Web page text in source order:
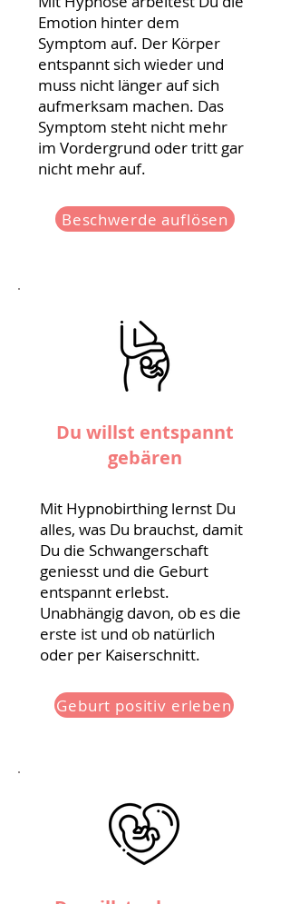
Emotion hinter dem
Symptom auf. Der Körper
entspannt sich wieder und
muss nicht länger auf sich
aufmerksam machen. Das
Symptom steht nicht mehr
im Vordergrund oder tritt gar
nicht mehr auf.
Beschwerde auflösen
Du willst entspannt
gebären
Mit Hypnobirthing lernst Du
alles, was Du brauchst, damit
Du die Schwangerschaft
geniesst und die Geburt
entspannt erlebst.
Unabhängig davon, ob es die
erste ist und ob natürlich
oder per Kaiserschnitt.
Geburt positiv erleben